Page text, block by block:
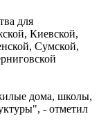
для
Киевской,
Сумской,
дома, школы,
- отметил